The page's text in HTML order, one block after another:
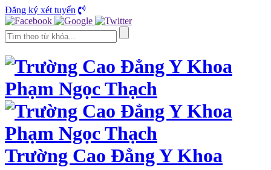
Đăng ký xét tuyển
Trường Cao Đẳng Y Khoa